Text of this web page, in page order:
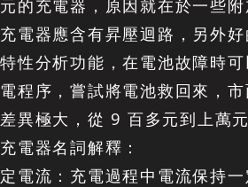
元的充電器，原因就在於一些
充電器應含有昇壓迴路，另外
特性分析功能，在電池故障時
電程序，嘗試將電池救回來，
差異極大，從 9 百多元到上萬元
充電器名詞解釋：
定電流：充電過程中電流保持